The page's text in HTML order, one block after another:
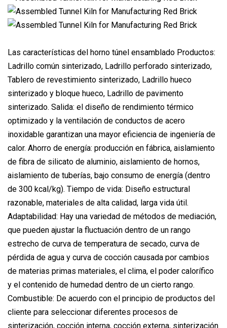
Las características del horno túnel ensamblado Productos:
Ladrillo común sinterizado, Ladrillo perforado sinterizado,
Tablero de revestimiento sinterizado, Ladrillo hueco
sinterizado y bloque hueco, Ladrillo de pavimento
sinterizado. Salida: el diseño de rendimiento térmico
optimizado y la ventilación de conductos de acero
inoxidable garantizan una mayor eficiencia de ingeniería de
calor. Ahorro de energía: producción en fábrica, aislamiento
de fibra de silicato de aluminio, aislamiento de hornos,
aislamiento de tuberías, bajo consumo de energía (dentro
de 300 kcal/kg). Tiempo de vida: Diseño estructural
razonable, materiales de alta calidad, larga vida útil.
Adaptabilidad: Hay una variedad de métodos de mediación,
que pueden ajustar la fluctuación dentro de un rango
estrecho de curva de temperatura de secado, curva de
pérdida de agua y curva de cocción causada por cambios
de materias primas materiales, el clima, el poder calorífico
y el contenido de humedad dentro de un cierto rango.
Combustible: De acuerdo con el principio de productos del
cliente para seleccionar diferentes procesos de
sinterización, cocción interna, cocción externa, sinterización